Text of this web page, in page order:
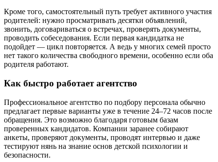
Кроме того, самостоятельный путь требует активного участия
родителей: нужно просматривать десятки объявлений,
звонить, договариваться о встречах, проверять документы,
проводить собеседования. Если первая кандидатка не
подойдет — цикл повторяется. А ведь у многих семей просто
нет такого количества свободного времени, особенно если оба
родителя работают.
Как быстро работает агентство
Профессиональное агентство по подбору персонала обычно
предлагает первые варианты уже в течение 24–72 часов после
обращения. Это возможно благодаря готовым базам
проверенных кандидатов. Компании заранее собирают
анкеты, проверяют документы, проводят интервью и даже
тестируют нянь на знание основ детской психологии и
безопасности.